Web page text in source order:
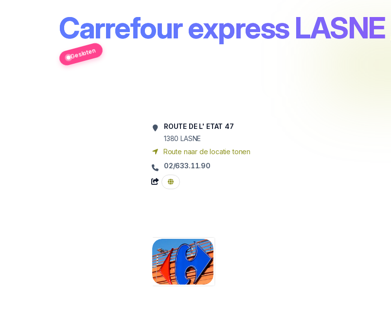
Carrefour express LASNE
Gesloten
ROUTE DE L' ETAT 47
1380 LASNE
Route naar de locatie tonen
02/633.11.90